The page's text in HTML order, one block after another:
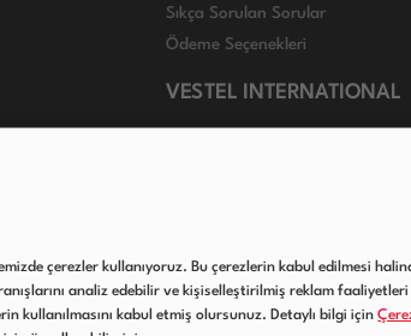
Sıkça Sorulan Sorular
Ödeme Seçenekleri
VESTEL INTERNATIONAL
çerezler kullanıyoruz. Bu çerezlerin kabul edilmesi
analiz edebilir ve kişiselleştirilmiş reklam
kullanılmasını kabul etmiş olursunuz. Detaylı bilgi için